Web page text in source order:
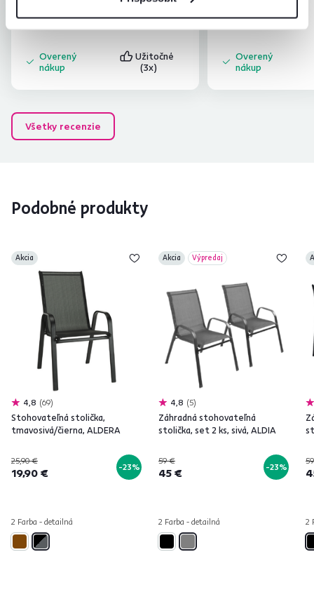
syohovatelnost a vyborna kvalita.
Čítať viac
Overený
nákup
Užitočné
(3x)
Overený
nákup
Všetky recenzie
Podobné produkty
Akcia
4,8 69
Stohovateľná stolička,
tmavosivá/čierna, ALDERA
25,90 €
19,90 € -23%
2 Farba - detailná
Akcia Výpredaj
4,8 5
Záhradná stohovateľná
stolička, set 2 ks, sivá, ALDIA
59 €
45 € -23%
2 Farba - detailná 2